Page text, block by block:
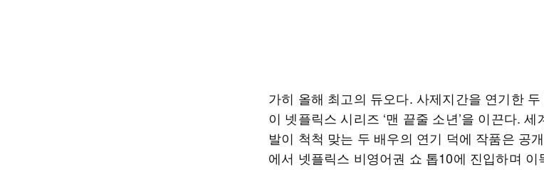
가히 올해 최고의 듀오다. 사제지간을 연기한
이 넷플릭스 시리즈 ‘맨 끝줄 소년’을 이끈다.
발이 척척 맞는 두 배우의 연기 덕에 작품은 공
에서 넷플릭스 비영어권 쇼 톱10에 진입하며 이